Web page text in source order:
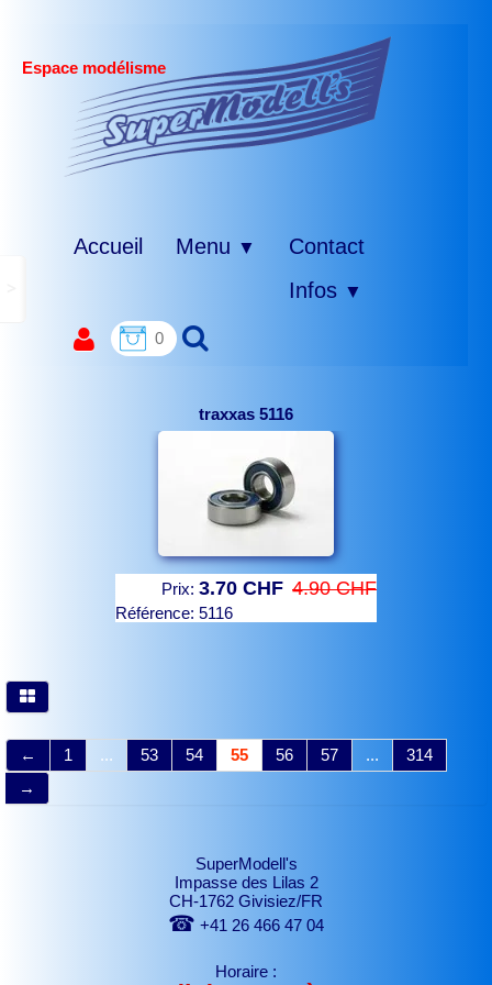
Espace modélisme
Accueil Menu ▼
Contact
Infos ▼
0
traxxas 5116
Prix: 3.70 CHF 4.90 CHF
Référence: 5116
← 1 ... 53 54 55 56 57 ...
314
→
SuperModell's
Impasse des Lilas 2
CH-1762 Givisiez/FR
☎ +41 26 466 47 04
Horaire :